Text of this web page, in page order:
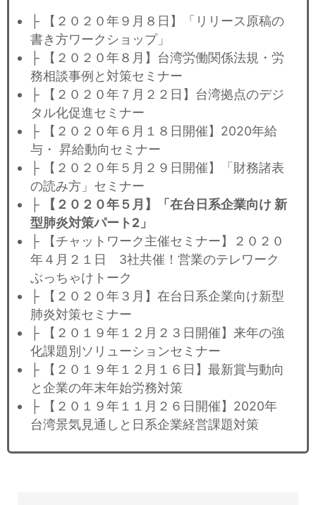
├ 【２０２０年９月８日】「リリース原稿の
書き方ワークショップ」
├ 【２０２０年８月】台湾労働関係法規・労
務相談事例と対策セミナー
├ 【２０２０年７月２２日】台湾拠点のデジ
タル化促進セミナー
├ 【２０２０年６月１８日開催】2020年給
与・ 昇給動向セミナー
├ 【２０２０年５月２９日開催】「財務諸表
の読み方」セミナー
├
【２０２０年５月】「在台日系企業向け 新
型肺炎対策パート2」
├ 【チャットワーク主催セミナー】２０２０
年４月２１日 3社共催！営業のテレワーク
ぶっちゃけトーク
├ 【２０２０年３月】在台日系企業向け新型
肺炎対策セミナー
├ 【２０１９年１２月２３日開催】来年の強
化課題別ソリューションセミナー
├ 【２０１９年１２月１６日】最新賞与動向
と企業の年末年始労務対策
├ 【２０１９年１１月２６日開催】2020年
台湾景気見通しと日系企業経営課題対策